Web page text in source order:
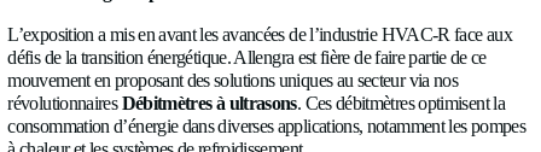
CARRIÈRES
CONTACTEZ-
venus de plus de50 payset a accueilli plus de121 000
de141 nations, avec plus de 30 % des participants venus de
Révolutionner l’efficacité énergétique dans le secteur
une technologie de pointe